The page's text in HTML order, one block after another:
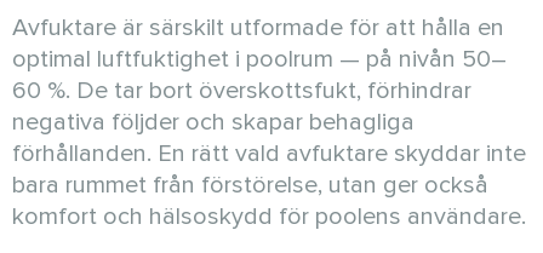
Avfuktare är särskilt utformade för att hålla en
optimal luftfuktighet i poolrum — på nivån 50–
60 %. De tar bort överskottsfukt, förhindrar
negativa följder och skapar behagliga
förhållanden. En rätt vald avfuktare skyddar inte
bara rummet från förstörelse, utan ger också
komfort och hälsoskydd för poolens användare.